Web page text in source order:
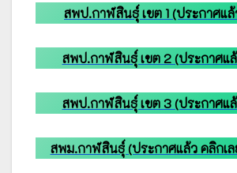
สพป.กาฬสินธุ์ เขต 1 (ประกาศแล้
สพป.กาฬสินธุ์ เขต 2 (ประกาศแ
สพป.กาฬสินธุ์ เขต 3 (ประกาศแ
สพม.กาฬสินธ์ุ (ประกาศแล้ว คลิกเล